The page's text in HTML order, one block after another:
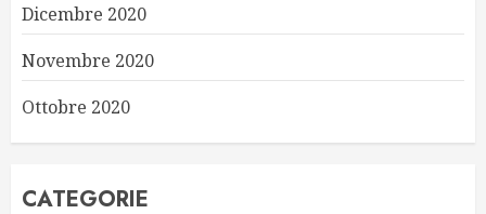
Dicembre 2020
Novembre 2020
Ottobre 2020
CATEGORIE